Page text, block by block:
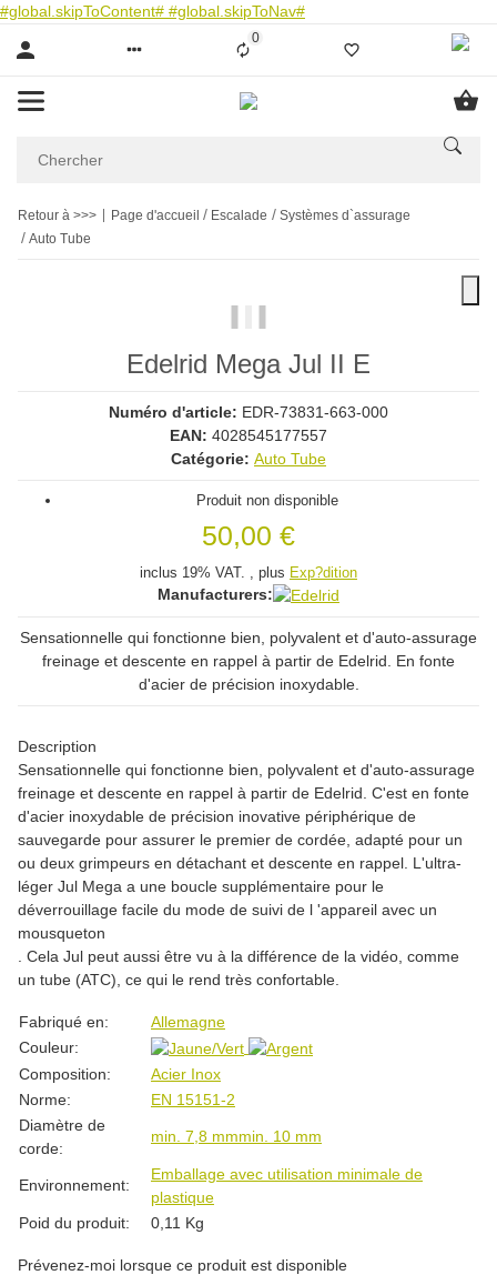
#global.skipToContent# #global.skipToNav#
0Liste ist leer
Retour à >>> Page d'accueil Escalade
Systèmes d`assurage
Auto Tube
Edelrid Mega Jul II E
Numéro d'article: EDR-73831-663-000
EAN: 4028545177557
Catégorie: Auto Tube
Produit non disponible
50,00 €
inclus 19% VAT. , plus Exp?dition
Manufacturers:
Sensationnelle qui fonctionne bien, polyvalent et d'auto-assurage
freinage et descente en rappel à partir de Edelrid. En fonte
d'acier de précision inoxydable.
Description
Sensationnelle qui fonctionne bien, polyvalent et d'auto-assurage
freinage et descente en rappel à partir de Edelrid. C'est en fonte
d'acier inoxydable de précision inovative périphérique de
sauvegarde pour assurer le premier de cordée, adapté pour un
ou deux grimpeurs en détachant et descente en rappel. L'ultra-
léger Jul Mega a une boucle supplémentaire pour le
déverrouillage facile du mode de suivi de l 'appareil avec un
mousqueton
. Cela Jul peut aussi être vu à la différence de la vidéo, comme
un tube (ATC), ce qui le rend très confortable.
#productDetails.itemInformation#
#productDetails.itemValue#
Fabriqué en:
Allemagne
Couleur:
Composition:
Acier Inox
Norme:
EN 15151-2
Diamètre de
corde:
min. 7,8 mmmin. 10 mm
Environnement:
Emballage avec utilisation minimale de
plastique
Poid du produit:
0,11 Kg
Prévenez-moi lorsque ce produit est disponible